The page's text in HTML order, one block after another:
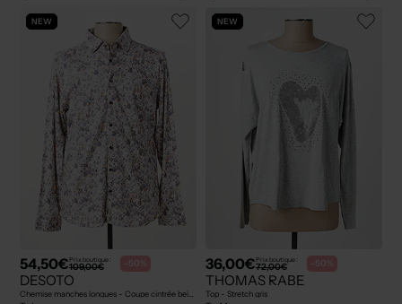
NEW
54,50€Prix boutique :
109,00€ -50%
DESOTO
NEW
36,00€Prix boutique :
72,00€ -50%
THOMAS RABE
Top - Stretch gris